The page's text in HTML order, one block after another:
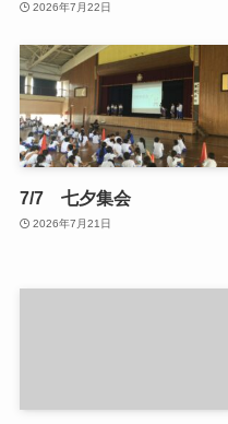
2026年7月22日
7/7 七夕集会
2026年7月21日